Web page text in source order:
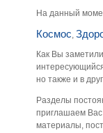
На данный
Космос,
Как Вы
но также и в
Разделы
приглашаем Вас
материалы,